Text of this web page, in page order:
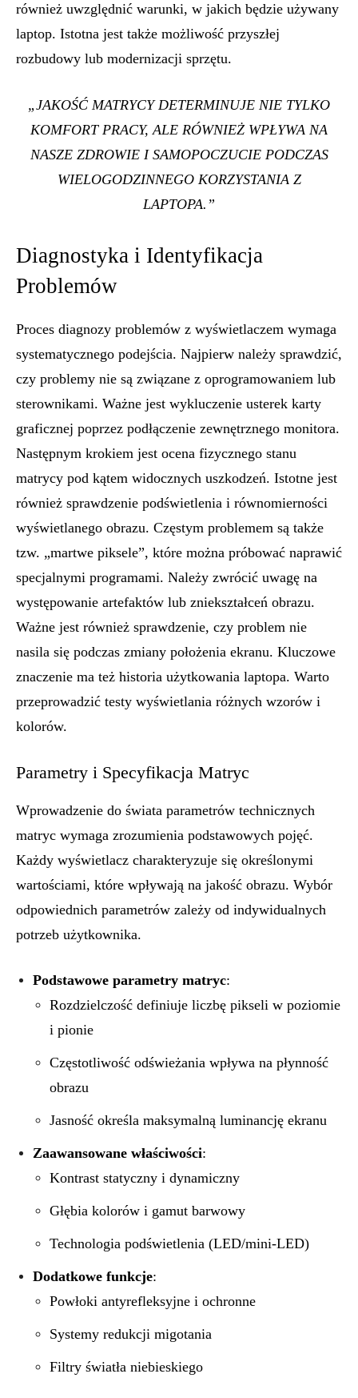
również uwzględnić warunki, w jakich będzie używany
laptop. Istotna jest także możliwość przyszłej
rozbudowy lub modernizacji sprzętu.
„JAKOŚĆ MATRYCY DETERMINUJE NIE TYLKO
KOMFORT PRACY, ALE RÓWNIEŻ WPŁYWA NA
NASZE ZDROWIE I SAMOPOCZUCIE PODCZAS
WIELOGODZINNEGO KORZYSTANIA Z
LAPTOPA.”
Diagnostyka i Identyfikacja
Problemów
Proces diagnozy problemów z wyświetlaczem wymaga
systematycznego podejścia. Najpierw należy sprawdzić,
czy problemy nie są związane z oprogramowaniem lub
sterownikami. Ważne jest wykluczenie usterek karty
graficznej poprzez podłączenie zewnętrznego monitora.
Następnym krokiem jest ocena fizycznego stanu
matrycy pod kątem widocznych uszkodzeń. Istotne jest
również sprawdzenie podświetlenia i równomierności
wyświetlanego obrazu. Częstym problemem są także
tzw. „martwe piksele”, które można próbować naprawić
specjalnymi programami. Należy zwrócić uwagę na
występowanie artefaktów lub zniekształceń obrazu.
Ważne jest również sprawdzenie, czy problem nie
nasila się podczas zmiany położenia ekranu. Kluczowe
znaczenie ma też historia użytkowania laptopa. Warto
przeprowadzić testy wyświetlania różnych wzorów i
kolorów.
Parametry i Specyfikacja Matryc
Wprowadzenie do świata parametrów technicznych
matryc wymaga zrozumienia podstawowych pojęć.
Każdy wyświetlacz charakteryzuje się określonymi
wartościami, które wpływają na jakość obrazu. Wybór
odpowiednich parametrów zależy od indywidualnych
potrzeb użytkownika.
Podstawowe parametry matryc:
Rozdzielczość definiuje liczbę pikseli w poziomie
i pionie
Częstotliwość odświeżania wpływa na płynność
obrazu
Jasność określa maksymalną luminancję ekranu
Zaawansowane właściwości:
Kontrast statyczny i dynamiczny
Głębia kolorów i gamut barwowy
Technologia podświetlenia (LED/mini-LED)
Dodatkowe funkcje:
Powłoki antyrefleksyjne i ochronne
Systemy redukcji migotania
Filtry światła niebieskiego